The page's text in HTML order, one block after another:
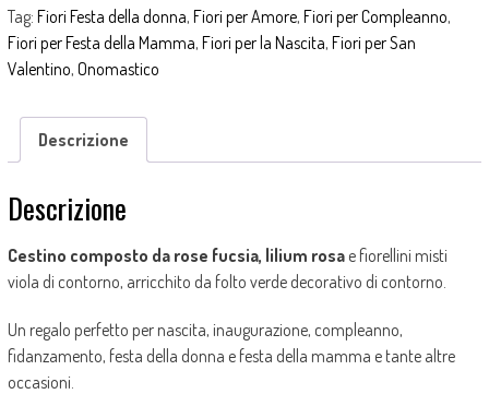
e
lilium
quantità
Tag: Fiori Festa della donna, Fiori per Amore, Fiori per Compleanno,
Fiori per Festa della Mamma, Fiori per la Nascita, Fiori per San
Valentino, Onomastico
Descrizione
Descrizione
Cestino composto da rose fucsia, lilium rosae fiorellini misti
viola di contorno, arricchito da folto verde decorativo di contorno.
Un regalo perfetto per nascita, inaugurazione, compleanno,
fidanzamento, festa della donna e festa della mamma e tante altre
occasioni.